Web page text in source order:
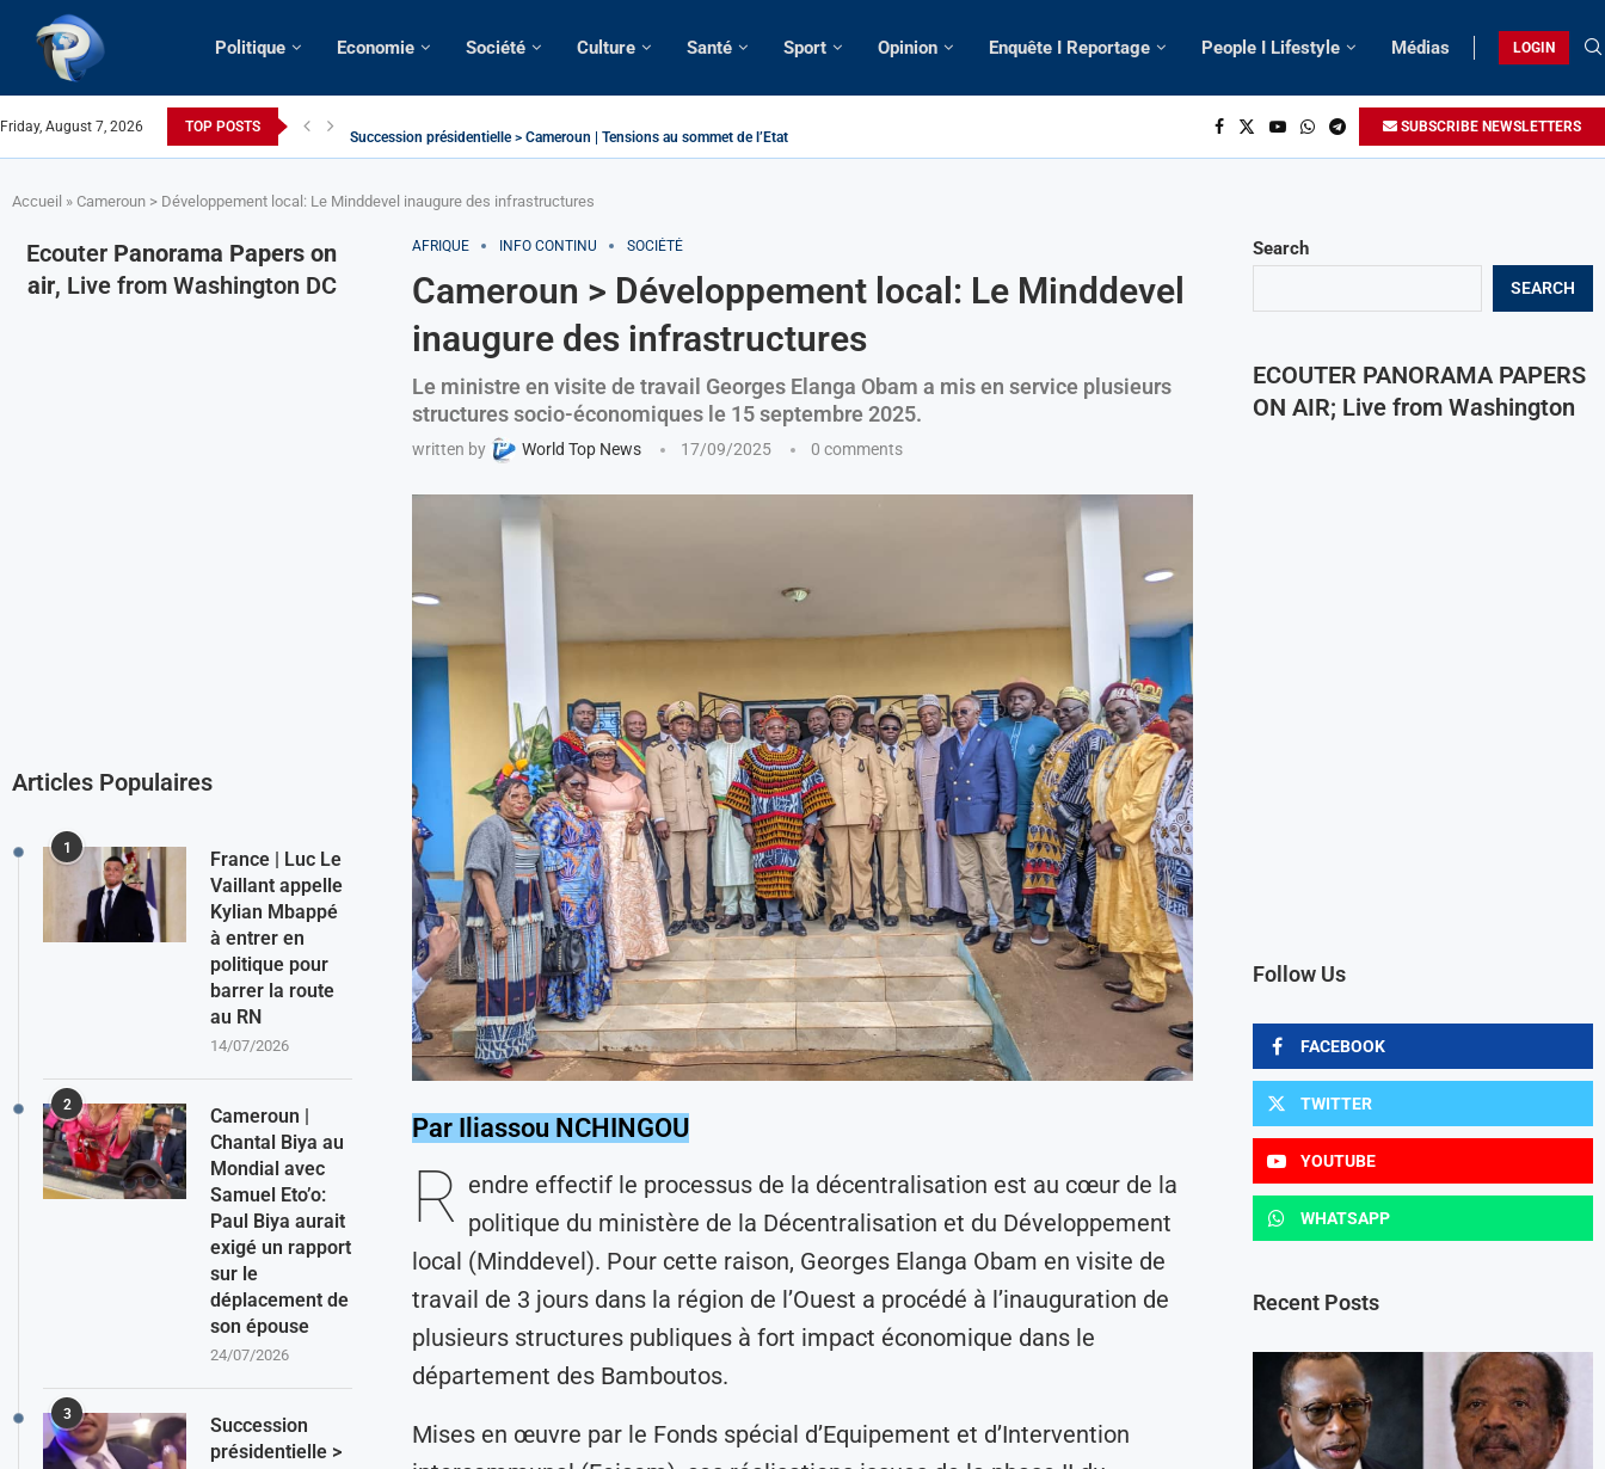
Politique Economie Société Culture Santé Sport Opinion Enquête I Reportage People I Lifestyle Médias LOGIN
Friday, August 7, 2026 TOP POSTS Succession présidentielle > Cameroun | Tensions au sommet de l’Etat: Le... SUBSCRIBE NEWSLETTERS
Accueil » Cameroun > Développement local: Le Minddevel inaugure des infrastructures
AFRIQUE INFO CONTINU SOCIÉTÉ
Cameroun > Développement local: Le Minddevel
inaugure des infrastructures
Le ministre en visite de travail Georges Elanga Obam a mis en service plusieurs
structures socio-économiques le 15 septembre 2025.
written by World Top News 17/09/2025 0 comments
Par Iliassou NCHINGOU
R endre effectif le processus de la décentralisation est au cœur de la
politique du ministère de la Décentralisation et du Développement
local (Minddevel). Pour cette raison, Georges Elanga Obam en visite de
travail de 3 jours dans la région de l’Ouest a procédé à l’inauguration de
plusieurs structures publiques à fort impact économique dans le
département des Bamboutos.
Mises en œuvre par le Fonds spécial d’Equipement et d’Intervention
Search
SEARCH
ECOUTER PANORAMA PAPERS
ON AIR; Live from Washington
Follow Us
FACEBOOK
TWITTER
YOUTUBE
WHATSAPP
Recent Posts
Ecouter Panorama Papers on
air, Live from Washington DC
Articles Populaires
1
France | Luc Le
Vaillant appelle
Kylian Mbappé
à entrer en
politique pour
barrer la route
au RN
14/07/2026
2
Cameroun |
Chantal Biya au
Mondial avec
Samuel Eto’o:
Paul Biya aurait
exigé un rapport
sur le
déplacement de
son épouse
24/07/2026
3
Succession
présidentielle >